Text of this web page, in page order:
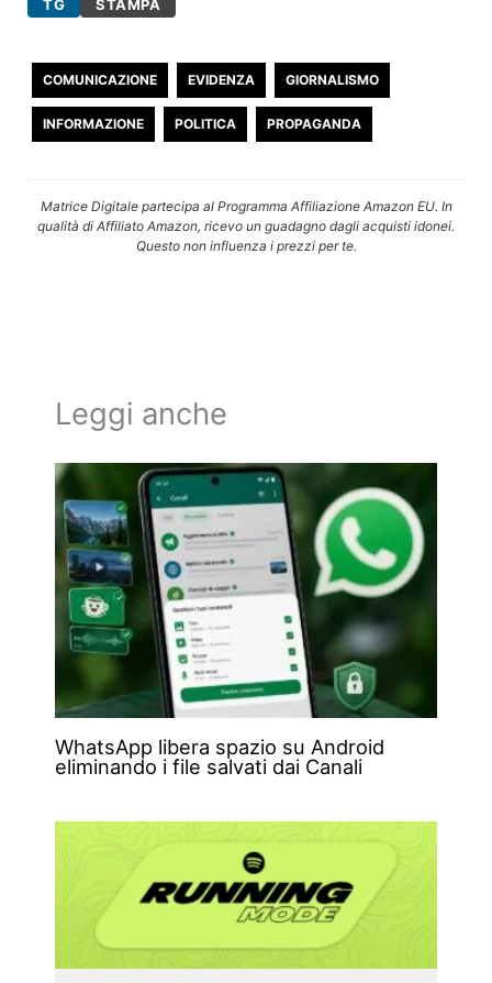
TG STAMPA
COMUNICAZIONE EVIDENZA GIORNALISMO
INFORMAZIONE POLITICA PROPAGANDA
Matrice Digitale partecipa al Programma Affiliazione Amazon EU. In
qualità di Affiliato Amazon, ricevo un guadagno dagli acquisti idonei.
Questo non influenza i prezzi per te.
Leggi anche
WhatsApp libera spazio su Android
eliminando i file salvati dai Canali